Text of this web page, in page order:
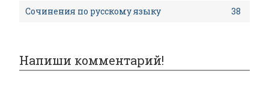
Сочинения по русскому языку
38
Напиши комментарий!